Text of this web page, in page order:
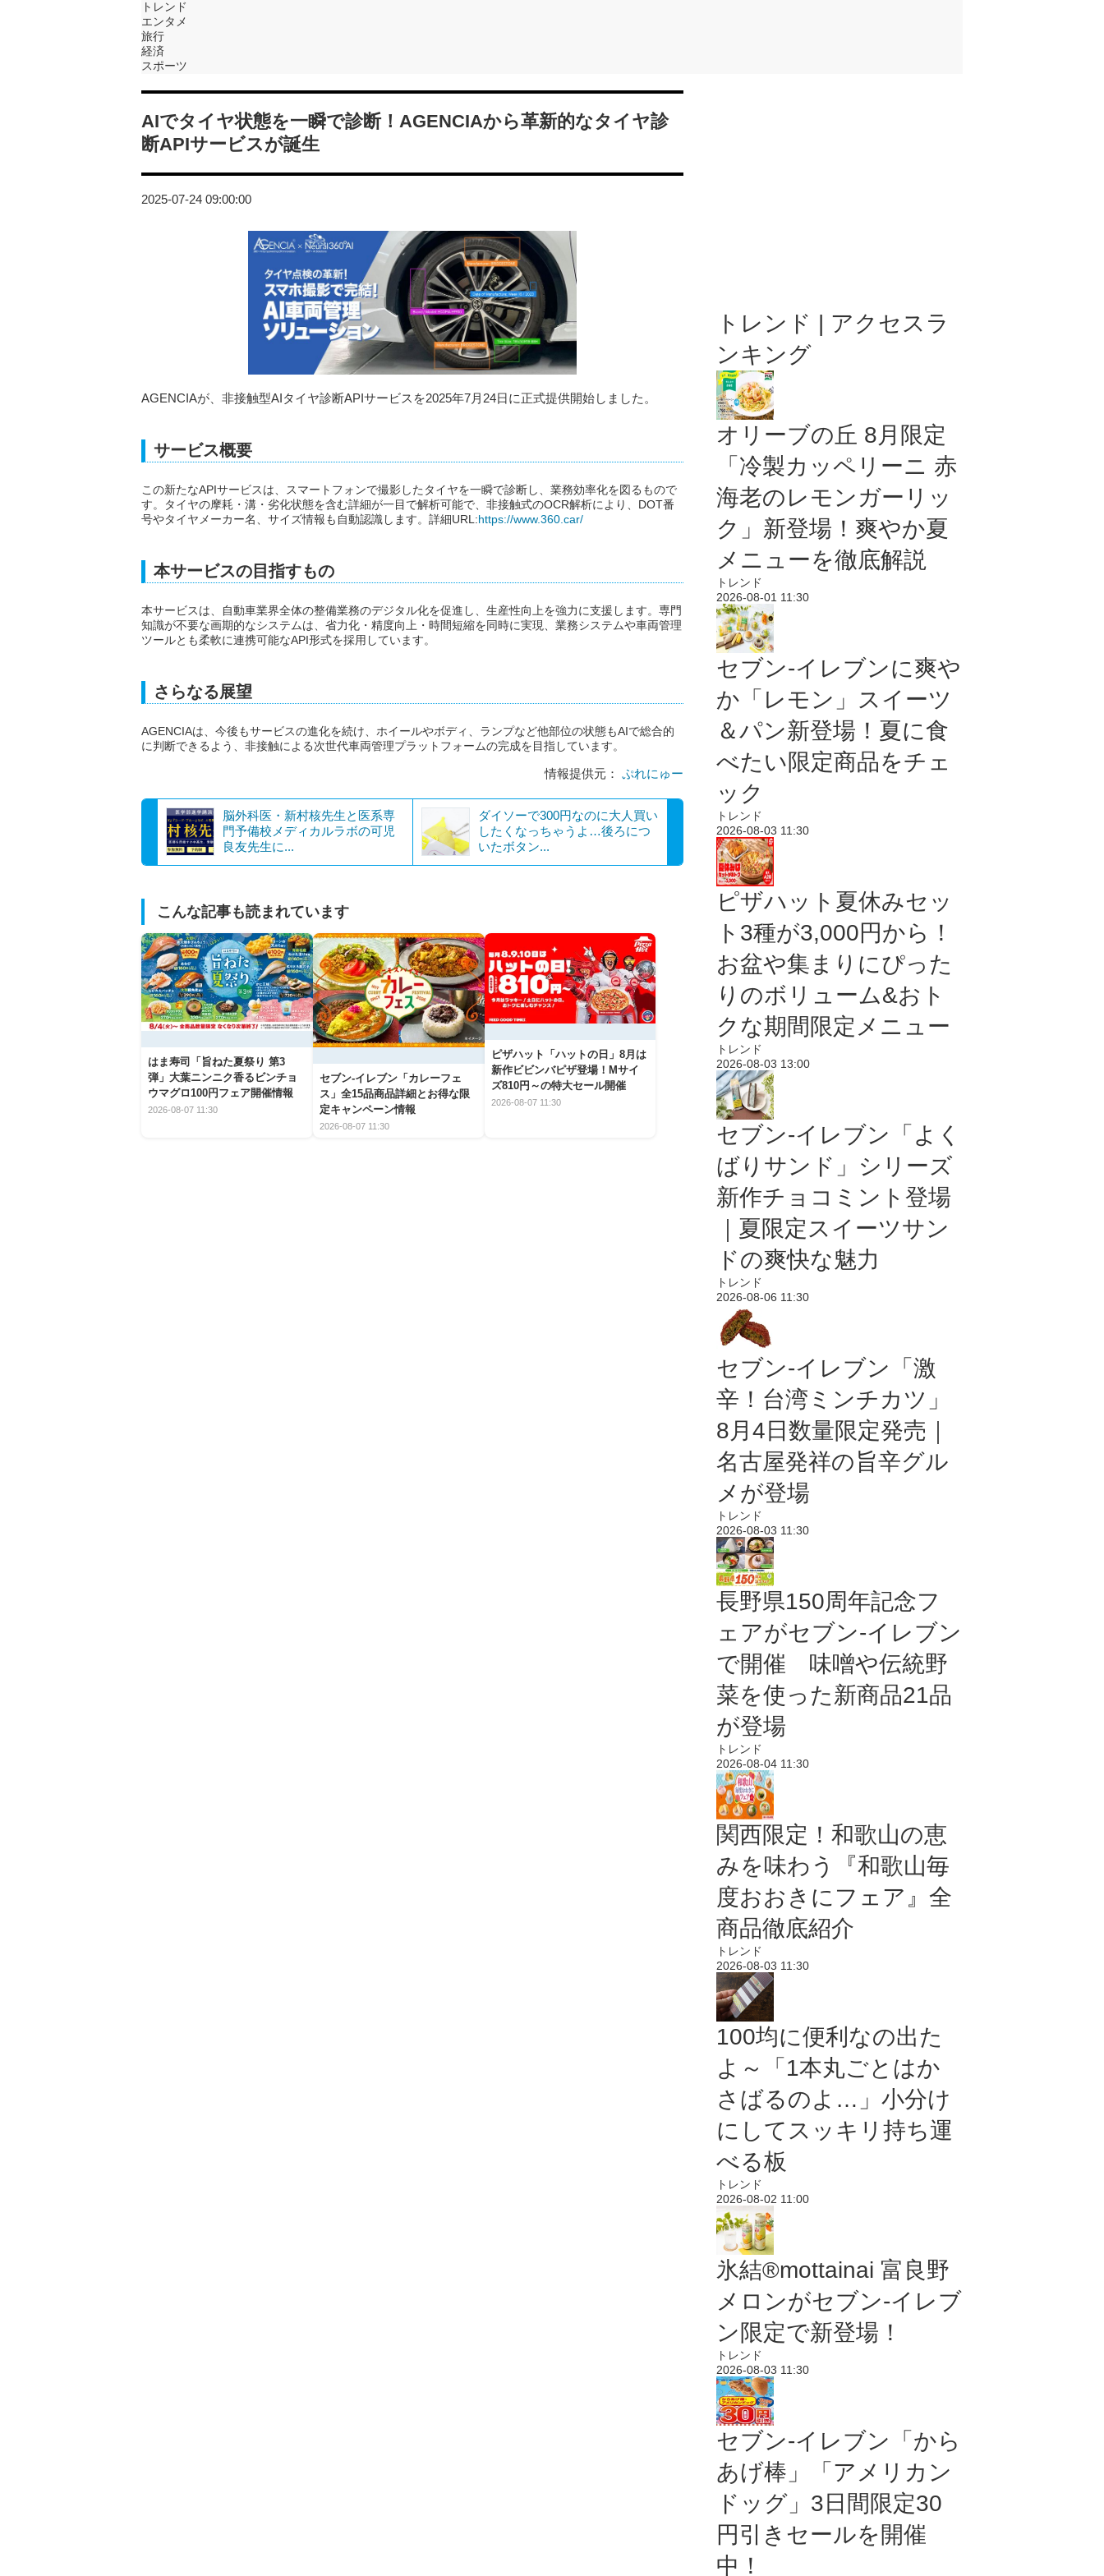
トレンド
エンタメ
旅行
経済
スポーツ
AIでタイヤ状態を一瞬で診断！AGENCIAから革新的なタイヤ診
断APIサービスが誕生
2025-07-24 09:00:00
AGENCIAが、非接触型AIタイヤ診断APIサービスを2025年7月24日に正式提供開始しました。
サービス概要
この新たなAPIサービスは、スマートフォンで撮影したタイヤを一瞬で診断し、業務効率化を図るもので
す。タイヤの摩耗・溝・劣化状態を含む詳細が一目で解析可能で、非接触式のOCR解析により、DOT番
号やタイヤメーカー名、サイズ情報も自動認識します。詳細URL:https://www.360.car/
本サービスの目指すもの
本サービスは、自動車業界全体の整備業務のデジタル化を促進し、生産性向上を強力に支援します。専門
知識が不要な画期的なシステムは、省力化・精度向上・時間短縮を同時に実現、業務システムや車両管理
ツールとも柔軟に連携可能なAPI形式を採用しています。
さらなる展望
AGENCIAは、今後もサービスの進化を続け、ホイールやボディ、ランプなど他部位の状態もAIで総合的
に判断できるよう、非接触による次世代車両管理プラットフォームの完成を目指しています。
情報提供元： ぷれにゅー
脳外科医・新村核先生と医系専
門予備校メディカルラボの可児
良友先生に...
ダイソーで300円なのに大人買い
したくなっちゃうよ…後ろにつ
いたボタン...
こんな記事も読まれています
はま寿司「旨ねた夏祭り 第3
弾」大葉ニンニク香るビンチョ
ウマグロ100円フェア開催情報
2026-08-07 11:30
セブン‐イレブン「カレーフェ
ス」全15品商品詳細とお得な限
定キャンペーン情報
2026-08-07 11:30
ピザハット「ハットの日」8月は
新作ビビンバピザ登場！Mサイ
ズ810円～の特大セール開催
2026-08-07 11:30
トレンド | アクセスラ
ンキング
オリーブの丘 8月限定
「冷製カッペリーニ 赤
海老のレモンガーリッ
ク」新登場！爽やか夏
メニューを徹底解説
トレンド
2026-08-01 11:30
セブン‐イレブンに爽や
か「レモン」スイーツ
＆パン新登場！夏に食
べたい限定商品をチェ
ック
トレンド
2026-08-03 11:30
ピザハット夏休みセッ
ト3種が3,000円から！
お盆や集まりにぴった
りのボリューム&おト
クな期間限定メニュー
トレンド
2026-08-03 13:00
セブン‐イレブン「よく
ばりサンド」シリーズ
新作チョコミント登場
｜夏限定スイーツサン
ドの爽快な魅力
トレンド
2026-08-06 11:30
セブン-イレブン「激
辛！台湾ミンチカツ」
8月4日数量限定発売｜
名古屋発祥の旨辛グル
メが登場
トレンド
2026-08-03 11:30
長野県150周年記念フ
ェアがセブン-イレブン
で開催 味噌や伝統野
菜を使った新商品21品
が登場
トレンド
2026-08-04 11:30
関西限定！和歌山の恵
みを味わう『和歌山毎
度おおきにフェア』全
商品徹底紹介
トレンド
2026-08-03 11:30
100均に便利なの出た
よ～「1本丸ごとはか
さばるのよ…」小分け
にしてスッキリ持ち運
べる板
トレンド
2026-08-02 11:00
氷結®mottainai 富良野
メロンがセブン‐イレブ
ン限定で新登場！
トレンド
2026-08-03 11:30
セブン‐イレブン「から
あげ棒」「アメリカン
ドッグ」3日間限定30
円引きセールを開催
中！